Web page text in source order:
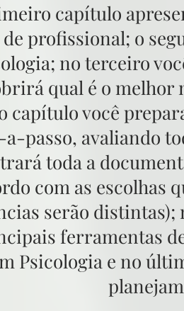
capítulo
profissional; o
no terceiro
qual é o
capítulo você
a-passo, avaliando
toda a
com as escolhas
serão distintas);
ferramentas
Psicologia e no